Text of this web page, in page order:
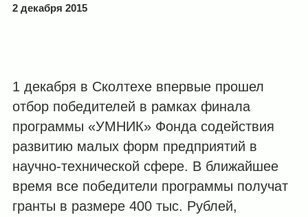
2 декабря 2015
1 декабря в Сколтехе впервые прошел
отбор победителей в рамках финала
программы «УМНИК» Фонда содействия
развитию малых форм предприятий в
научно-технической сфере. В ближайшее
время все победители программы получат
гранты в размере 400 тыс. Рублей,